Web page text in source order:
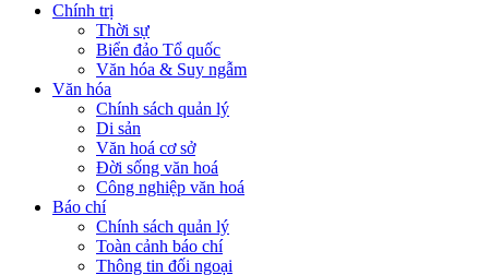
Chính trị
Thời sự
Biển đảo Tổ quốc
Văn hóa & Suy ngẫm
Văn hóa
Chính sách quản lý
Di sản
Văn hoá cơ sở
Đời sống văn hoá
Công nghiệp văn hoá
Báo chí
Chính sách quản lý
Toàn cảnh báo chí
Thông tin đối ngoại